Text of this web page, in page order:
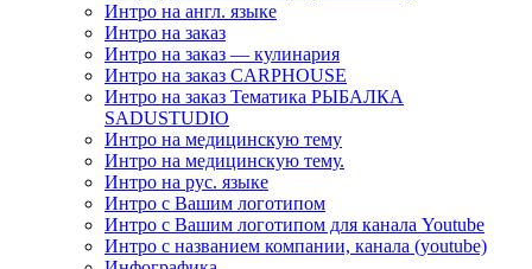
Интро на англ. языке
Интро на заказ
Интро на заказ — кулинария
Интро на заказ CARPHOUSE
Интро на заказ Тематика РЫБАЛКА
SADUSTUDIO
Интро на медицинскую тему
Интро на медицинскую тему.
Интро на рус. языке
Интро с Вашим логотипом
Интро с Вашим логотипом для канала Youtube
Интро с названием компании, канала (youtube)